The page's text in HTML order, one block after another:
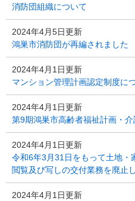
消防団組織について
2024年4月5日更新
鴻巣市消防団が再編されました
2024年4月1日更新
マンション管理計画認定制度に
2024年4月1日更新
第9期鴻巣市高齢者福祉計画・
2024年4月1日更新
令和6年3月31日をもって土地・
閲覧及び写しの交付業務を廃止
2024年4月1日更新